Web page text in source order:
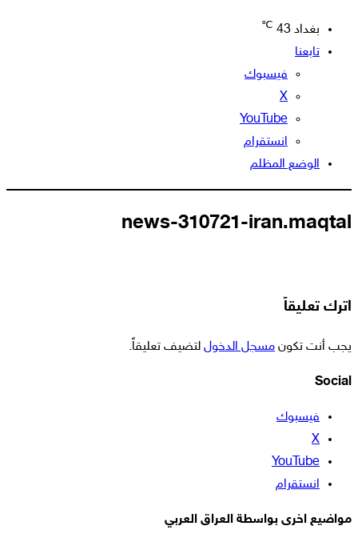
بغداد 43
℃
تابعنا
فيسبوك
‫X
‫YouTube
انستقرام
الوضع المظلم
news-310721-iran.maqtal
اترك تعليقاً
يجب أنت تكون مسجل الدخول لتضيف تعليقاً.
Social
فيسبوك
‫X
‫YouTube
انستقرام
مواضيع اخرى بواسطة العراق العربي